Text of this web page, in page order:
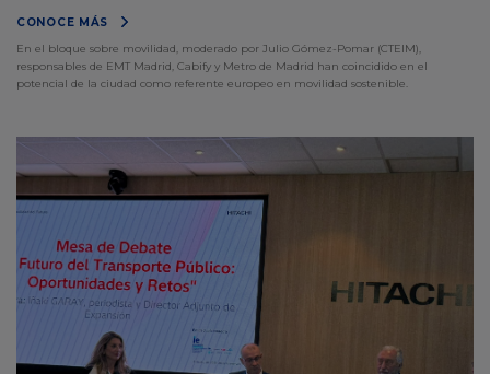
CONOCE MÁS
En el bloque sobre movilidad, moderado por Julio Gómez-Pomar (CTEIM),
responsables de EMT Madrid, Cabify y Metro de Madrid han coincidido en el
potencial de la ciudad como referente europeo en movilidad sostenible.